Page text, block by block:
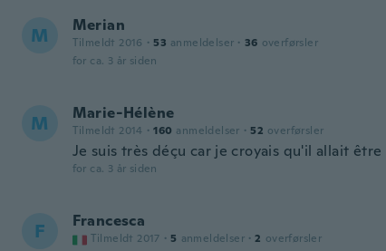
M Merian
Tilmeldt 2016 · 53 anmeldelser · 36 overførsler
for ca. 3 år siden
M Marie-Hélène
Tilmeldt 2014 · 160 anmeldelser · 52 overførsler
Je suis très déçu car je croyais qu'il allait être
for ca. 3 år siden
F Francesca
Tilmeldt 2017 · 5 anmeldelser · 2 overførsler